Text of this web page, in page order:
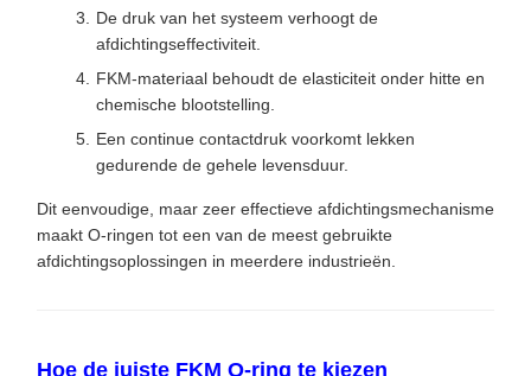
De druk van het systeem verhoogt de
afdichtingseffectiviteit.
FKM-materiaal behoudt de elasticiteit onder hitte en
chemische blootstelling.
Een continue contactdruk voorkomt lekken
gedurende de gehele levensduur.
Dit eenvoudige, maar zeer effectieve afdichtingsmechanisme
maakt O-ringen tot een van de meest gebruikte
afdichtingsoplossingen in meerdere industrieën.
Hoe de juiste FKM O-ring te kiezen